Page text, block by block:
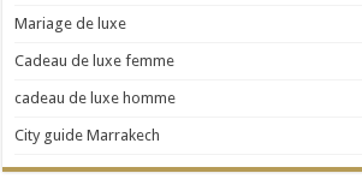
Mariage de luxe
Cadeau de luxe femme
cadeau de luxe homme
City guide Marrakech